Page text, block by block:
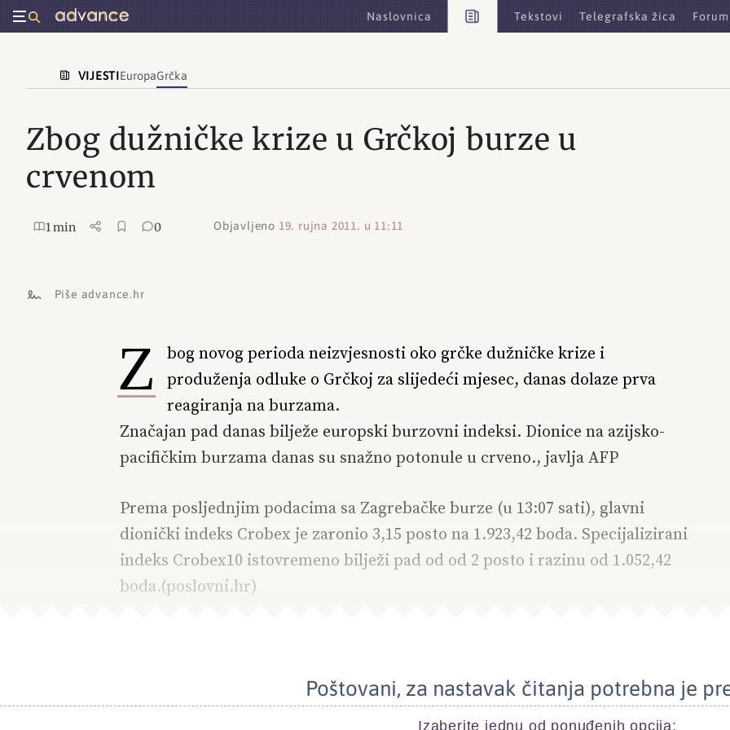
Naslovnica VijestiTekstovi Telegrafska žica Forum
VIJESTIEuropaGrčka
Zbog dužničke krize u Grčkoj burze u
crvenom
1 min 0 Objavljeno 19. rujna 2011. u 11:11
Piše advance.hr
Z
bog novog perioda neizvjesnosti oko grčke dužničke krize i
produženja odluke o Grčkoj za slijedeći mjesec, danas dolaze prva
reagiranja na burzama.
Značajan pad danas bilježe europski burzovni indeksi. Dionice na azijsko-
pacifičkim burzama danas su snažno potonule u crveno., javlja AFP
Prema posljednjim podacima sa Zagrebačke burze (u 13:07 sati), glavni
dionički indeks Crobex je zaronio 3,15 posto na 1.923,42 boda. Specijalizirani
indeks Crobex10 istovremeno bilježi pad od od 2 posto i razinu od 1.052,42
boda.(poslovni.hr)
Poštovani, za nastavak čitanja potrebna je
Izaberite jednu od ponuđenih opcija: